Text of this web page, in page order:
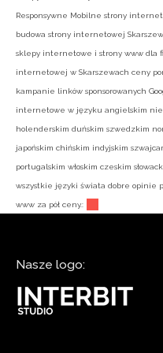
Responsywne Mobilne strony
budowa strony internetowej
sklepy internetowe i strony www dla
internetowej w Skarszewach ceny
kampanie linków sponsorowanych
internetowe w języku angielskim
holenderskim duńskim szwedzkim
japońskim chińskim indyjskim
portugalskim włoskim czeskim
wszystkie języki świata dobre opinie
www za pół ceny.:
Nasze logo: